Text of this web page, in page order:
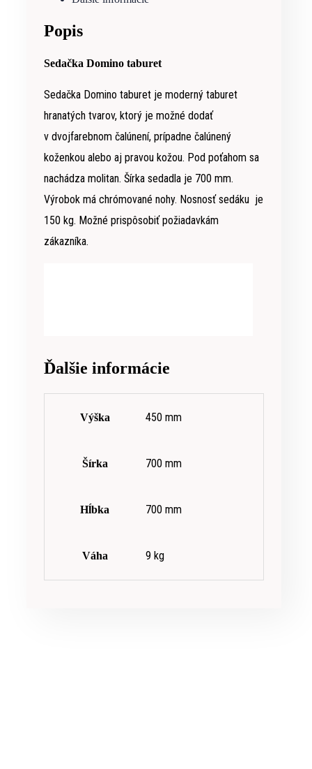
Popis
Sedačka Domino taburet
Sedačka Domino taburet je moderný taburet
hranatých tvarov, ktorý je možné dodať
v dvojfarebnom čalúnení, prípadne čalúnený
koženkou alebo aj pravou kožou. Pod poťahom sa
nachádza molitan. Šírka sedadla je 700 mm.
Výrobok má chrómované nohy. Nosnosť sedáku je
150 kg. Možné prispôsobiť požiadavkám
zákazníka.
Ďalšie informácie
Výška 450 mm
Šírka 700 mm
Hĺbka 700 mm
Váha 9 kg